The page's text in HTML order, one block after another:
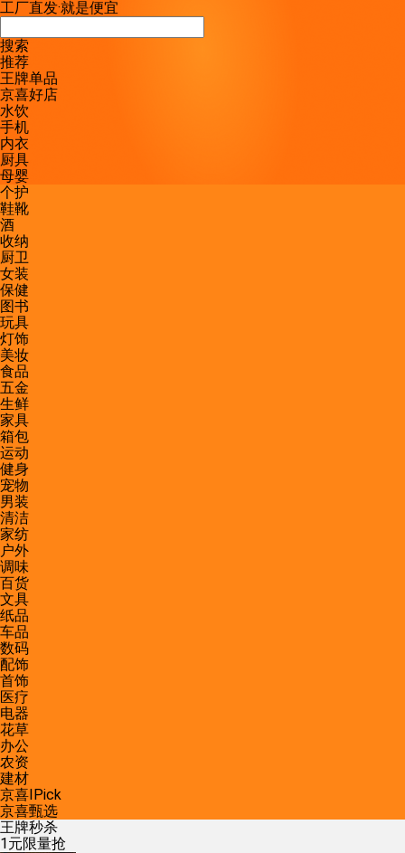
工厂直发·就是便宜
搜索
推荐
王牌单品
京喜好店
水饮
手机
内衣
厨具
母婴
个护
鞋靴
酒
收纳
厨卫
女装
保健
图书
玩具
灯饰
美妆
食品
五金
生鲜
家具
箱包
运动
健身
宠物
男装
清洁
家纺
户外
调味
百货
文具
纸品
车品
数码
配饰
首饰
医疗
电器
花草
办公
农资
建材
京喜IPick
京喜甄选
王牌秒杀
1元限量抢